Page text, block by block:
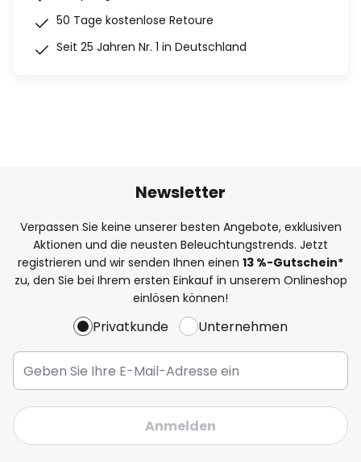
50 Tage kostenlose Retoure
Seit 25 Jahren Nr. 1 in Deutschland
Newsletter
Verpassen Sie keine unserer besten Angebote, exklusiven
Aktionen und die neusten Beleuchtungstrends. Jetzt
registrieren und wir senden Ihnen einen 13 %-Gutschein*
zu, den Sie bei Ihrem ersten Einkauf in unserem Onlineshop
einlösen können!
Privatkunde Unternehmen
Anmelden